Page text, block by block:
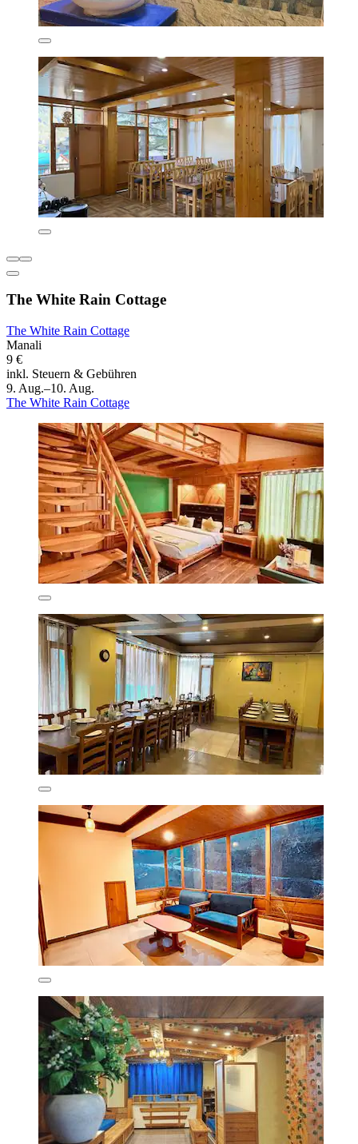
The White Rain Cottage
The White Rain Cottage
Manali
9 €
inkl. Steuern & Gebühren
9. Aug.–10. Aug.
The White Rain Cottage